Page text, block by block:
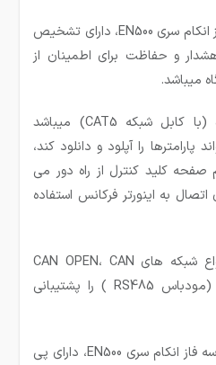
4) اینورتر 250 کیلووات سه فاز انکام سری EN500، دارای تشخیص
و حفاظت برای اطمینان از
میباشد.
5) دارای کی پد جداشونده (با کابل شبکه CAT5) میباشد
را آپلود و دانلود کند،
کلید کنترل از راه دور می
به اینورتر فرکانس استفاده
6) با سرعت و دقت بالا انواع شبکه های CAN OPEN، CAN
Link، profibus و Modbus (مودباس RS485 ) را پشتیبانی
7) اینورتر 250 کیلووات سه فاز انکام سری EN500، دارای پی